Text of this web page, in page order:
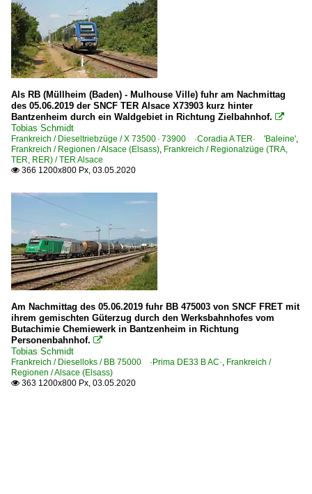
Als RB (Müllheim (Baden) - Mulhouse Ville) fuhr am Nachmittag
des 05.06.2019 der SNCF TER Alsace X73903 kurz hinter
Bantzenheim durch ein Waldgebiet in Richtung Zielbahnhof. 
Tobias Schmidt
Frankreich / Dieseltriebzüge / X 73500 · 73900 ·Coradia A TER· 'Baleine',
Frankreich / Regionen / Alsace (Elsass), Frankreich / Regionalzüge (TRA,
TER, RER) / TER Alsace
 366 1200x800 Px, 03.05.2020
Am Nachmittag des 05.06.2019 fuhr BB 475003 von SNCF FRET mit
ihrem gemischten Güterzug durch den Werksbahnhofes vom
Butachimie Chemiewerk in Bantzenheim in Richtung
Personenbahnhof. 
Tobias Schmidt
Frankreich / Dieselloks / BB 75000 ·Prima DE33 B AC·, Frankreich /
Regionen / Alsace (Elsass)
 363 1200x800 Px, 03.05.2020